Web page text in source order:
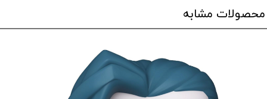
محصولات مشابه